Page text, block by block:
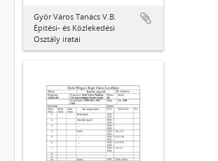
Győr Város Tanács V.B.
Építési- és Közlekedési
Osztály iratai